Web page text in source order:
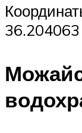
36.204063